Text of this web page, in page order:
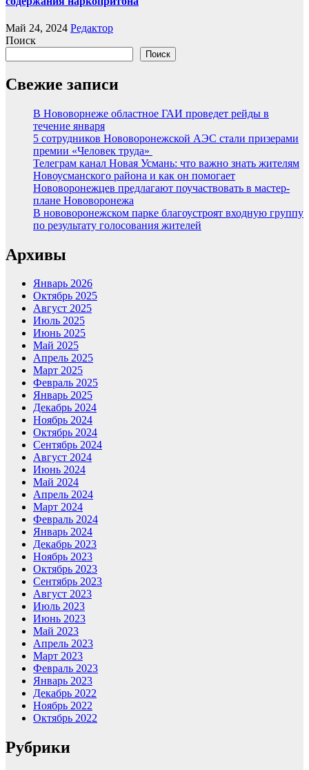
Май 24, 2024 Редактор
Поиск
Поиск
Свежие записи
В Нововорнеже областное ГАИ проведет рейды в
течение января
5 сотрудников Нововоронежской АЭС стали призерами
премии «Человек труда»
Телеграм канал Новая Усмань: что важно знать жителям
Новоусманского района и как он помогает
Нововоронежцев предлагают поучаствовать в мастер-
плане Нововоронежа
В нововоронежском парке благоустроят входную группу
по результату голосования жителей
Архивы
Январь 2026
Октябрь 2025
Август 2025
Июль 2025
Июнь 2025
Май 2025
Апрель 2025
Март 2025
Февраль 2025
Январь 2025
Декабрь 2024
Ноябрь 2024
Октябрь 2024
Сентябрь 2024
Август 2024
Июнь 2024
Май 2024
Апрель 2024
Март 2024
Февраль 2024
Январь 2024
Декабрь 2023
Ноябрь 2023
Октябрь 2023
Сентябрь 2023
Август 2023
Июль 2023
Июнь 2023
Май 2023
Апрель 2023
Март 2023
Февраль 2023
Январь 2023
Декабрь 2022
Ноябрь 2022
Октябрь 2022
Рубрики